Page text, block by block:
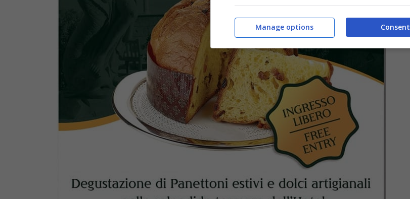
Consent
Manage options